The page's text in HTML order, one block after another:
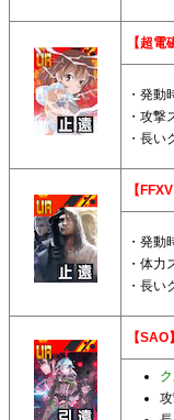
【超
・発動
・攻
・長い
【
・発動
・体
・長い
【